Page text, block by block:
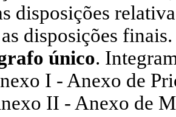
disposições
as disposições finais.
único.
I - Anexo de
II - Anexo de